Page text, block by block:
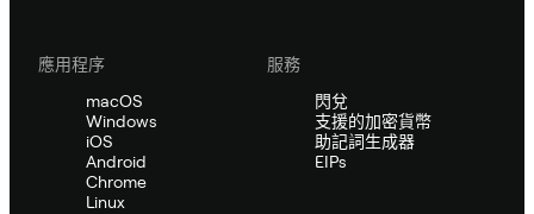
應用程序
macOS
Windows
iOS
Android
Chrome
Linux
服務
閃兌
支援的加密貨幣
助記詞生成器
EIPs